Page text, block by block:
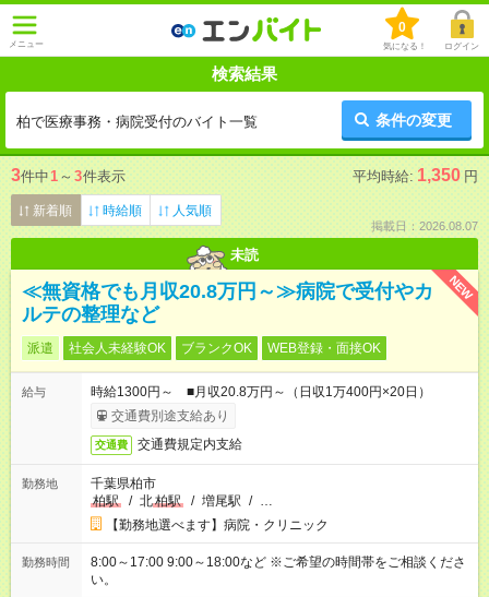
メニュー
0
気になる！ ログイン
検索結果
柏で医療事務・病院受付のバイト一覧 条件の変更
3件中1 ～ 3件表示 平均時給: 1,350 円
新着順 時給順 人気順
掲載日：2026.08.07
未読
NEW
≪無資格でも月収20.8万円～≫病院で受付やカ
ルテの整理など
派遣 社会人未経験OK ブランクOK WEB登録・面接OK
給与
時給1300円～ ■月収20.8万円～（日収1万400円×20日）
交通費別途支給あり
交通費 交通費規定内支給
勤務地
千葉県柏市
柏駅
/ 北柏駅 / 増尾駅 / …
【勤務地選べます】病院・クリニック
勤務時間
8:00～17:00 9:00～18:00など ※ご希望の時間帯をご相談くださ
い。